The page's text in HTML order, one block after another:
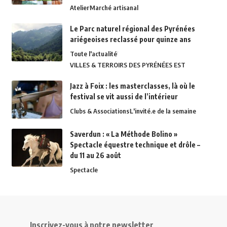
AtelierMarché artisanal
Le Parc naturel régional des Pyrénées
ariégeoises reclassé pour quinze ans
Toute l'actualité
VILLES & TERROIRS DES PYRÉNÉES EST
Jazz à Foix : les masterclasses, là où le
festival se vit aussi de l’intérieur
Clubs & AssociationsL'invité.e de la semaine
Saverdun : « La Méthode Bolino »
Spectacle équestre technique et drôle –
du 11 au 26 août
Spectacle
Inscrivez-vous à notre newsletter